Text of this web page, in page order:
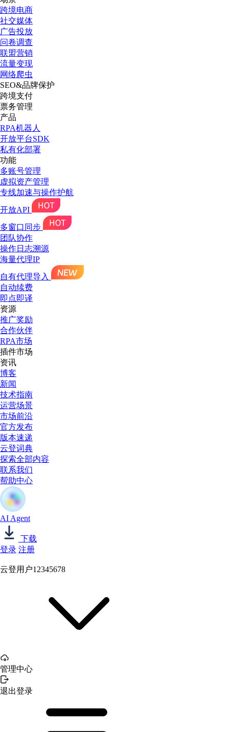
跨境电商
社交媒体
广告投放
问卷调查
联盟营销
流量变现
网络爬虫
SEO&品牌保护
跨境支付
票务管理
产品
RPA机器人
开放平台SDK
私有化部署
功能
多账号管理
虚拟资产管理
专线加速与操作护航
开放API
多窗口同步
团队协作
操作日志溯源
海量代理IP
自有代理导入
自动续费
即点即译
资源
推广奖励
合作伙伴
RPA市场
插件市场
资讯
博客
新闻
技术指南
运营场景
市场前沿
官方发布
版本速递
云登词典
探索全部内容
联系我们
帮助中心
AI Agent
下载
登录 注册
云登用户12345678
管理中心
退出登录